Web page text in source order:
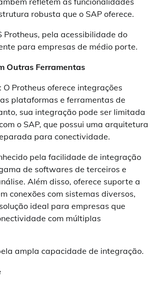
robusta que o SAP oferece.
Protheus, pela acessibilidade do
para empresas de médio porte.
Outras Ferramentas
: O Protheus oferece integrações
plataformas e ferramentas de
sua integração pode ser limitada
o SAP, que possui uma arquitetura
para conectividade.
pela facilidade de integração
de softwares de terceiros e
Além disso, oferece suporte a
conexões com sistemas diversos,
ideal para empresas que
com múltiplas
ampla capacidade de integração.